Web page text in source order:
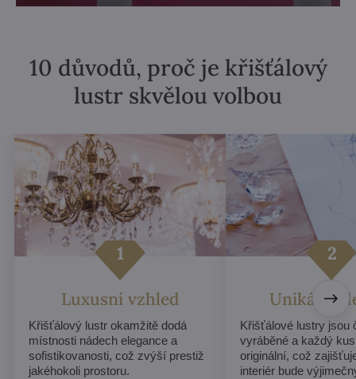
10 důvodů, proč je křišťálový
lustr skvělou volbou
Luxusní vzhled
Křišťálový lustr okamžitě dodá
místnosti nádech elegance a
sofistikovanosti, což zvýší prestiž
jakéhokoli prostoru.
Unikátní
Křišťálové lustry jsou
vyráběné a každý
originální, což
interiér bude